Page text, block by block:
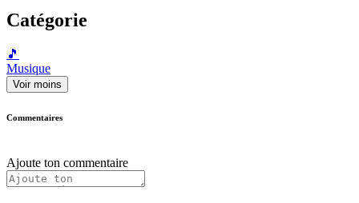
Catégorie
🎵
Musique
Voir moins
Commentaires
Ajoute ton commentaire